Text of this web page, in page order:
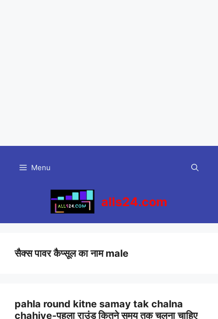
content
Menu
alls24.com
सैक्स पावर कैप्सूल का नाम male
pahla round kitne samay tak chalna
chahiye-पहला राउंड कितने समय तक चलना चाहिए